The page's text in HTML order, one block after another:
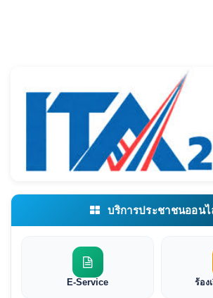
บริการประชาชนออน
E-Service ร้อง